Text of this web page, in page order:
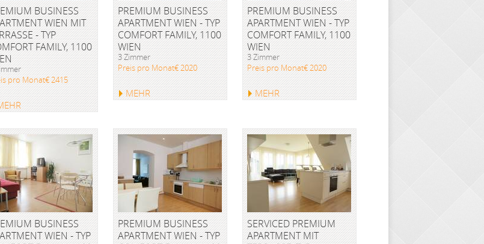
BUSINESS
WIEN MIT
- TYP
FAMILY, 1100
pro Monat€ 2415
PREMIUM BUSINESS
APARTMENT WIEN - TYP
COMFORT FAMILY, 1100
WIEN
3 Zimmer
Preis pro Monat€ 2020
MEHR
PREMIUM BUSINESS
APARTMENT WIEN - TYP
COMFORT FAMILY, 1100
WIEN
3 Zimmer
Preis pro Monat€ 2020
MEHR
BUSINESS
WIEN - TYP
PREMIUM BUSINESS
APARTMENT WIEN - TYP
SERVICED PREMIUM
APARTMENT MIT